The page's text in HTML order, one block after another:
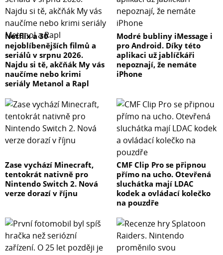
Netflix a 30
nejoblíbenějších filmů a
seriálů v srpnu 2026.
Najdu si tě, akčňák My vás
naučíme nebo krimi
seriály Metanol a Rapl
Modré bubliny iMessage i
pro Android. Díky této
aplikaci už jablíčkáři
nepoznají, že nemáte
iPhone
Zase vychází Minecraft,
tentokrát nativně pro
Nintendo Switch 2. Nová
verze dorazí v říjnu
CMF Clip Pro se připnou
přímo na ucho. Otevřená
sluchátka mají LDAC
kodek a ovládací kolečko
na pouzdře